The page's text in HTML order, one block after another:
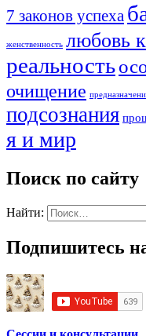
7 законов успеха
женственность любовь
реальность
очищение
подсознания
я и мир
Поиск по сайту
Найти:
Подпишитесь